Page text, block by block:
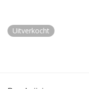
Uitverkocht